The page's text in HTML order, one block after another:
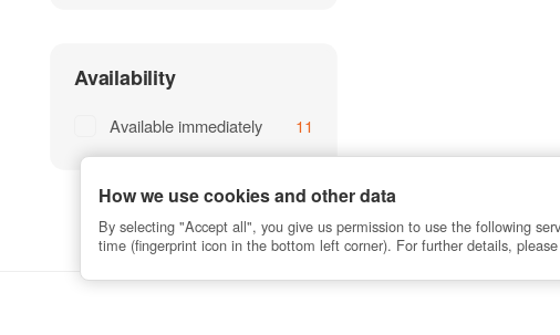
Availability
Available immediately 11
How we use cookies and other data
By selecting "Accept all", you give us permission to use the following
time (fingerprint icon in the bottom left corner). For further details,